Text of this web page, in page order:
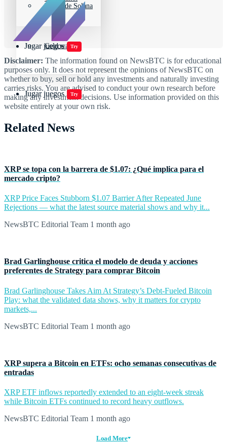
Jugar juegos Try
Wallet de Solana
Cold wallet
Jugar juegos Try
Disclaimer: The information found on NewsBTC is for educational
purposes only. It does not represent the opinions of NewsBTC on
whether to buy, sell or hold any investments and naturally investing
carries risks. You are advised to conduct your own research before
making any investment decisions. Use information provided on this
website entirely at your own risk.
Related News
XRP se topa con la barrera de $1.07: ¿Qué implica para el
mercado cripto?
XRP Price Faces Stubborn $1.07 Barrier After Repeated June
Rejections — what the latest source material shows and why it...
NewsBTC Editorial Team 1 month ago
Brad Garlinghouse critica el modelo de deuda y acciones
preferentes de Strategy para comprar Bitcoin
Brad Garlinghouse Takes Aim At Strategy’s Debt-Fueled Bitcoin
Play: what the validated data shows, why it matters for crypto
markets,...
NewsBTC Editorial Team 1 month ago
XRP supera a Bitcoin en ETFs: ocho semanas consecutivas de
entradas
XRP ETF inflows reportedly extended to an eight-week streak
while Bitcoin ETFs continued to record heavy outflows.
NewsBTC Editorial Team 1 month ago
Load More